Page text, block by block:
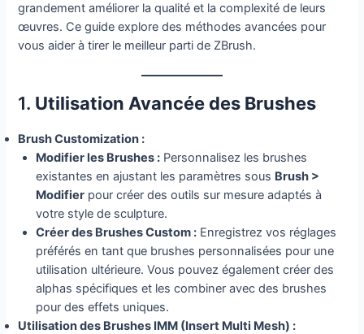
grandement améliorer la qualité et la complexité de leurs
œuvres. Ce guide explore des méthodes avancées pour
vous aider à tirer le meilleur parti de ZBrush.
1. Utilisation Avancée des Brushes
Brush Customization :
Modifier les Brushes : Personnalisez les brushes
existantes en ajustant les paramètres sous Brush >
Modifier pour créer des outils sur mesure adaptés à
votre style de sculpture.
Créer des Brushes Custom : Enregistrez vos réglages
préférés en tant que brushes personnalisées pour une
utilisation ultérieure. Vous pouvez également créer des
alphas spécifiques et les combiner avec des brushes
pour des effets uniques.
Utilisation des Brushes IMM (Insert Multi Mesh) :